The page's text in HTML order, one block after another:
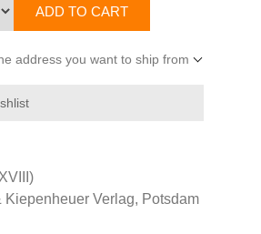
address you want to ship from
Kiepenheuer Verlag, Potsdam